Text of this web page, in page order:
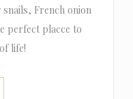
French onion
perfect placce to
life!